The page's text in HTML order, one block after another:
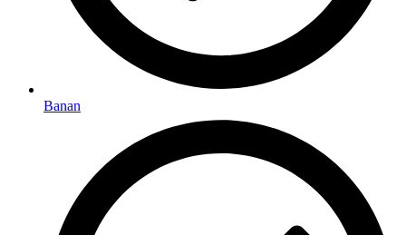
Banan